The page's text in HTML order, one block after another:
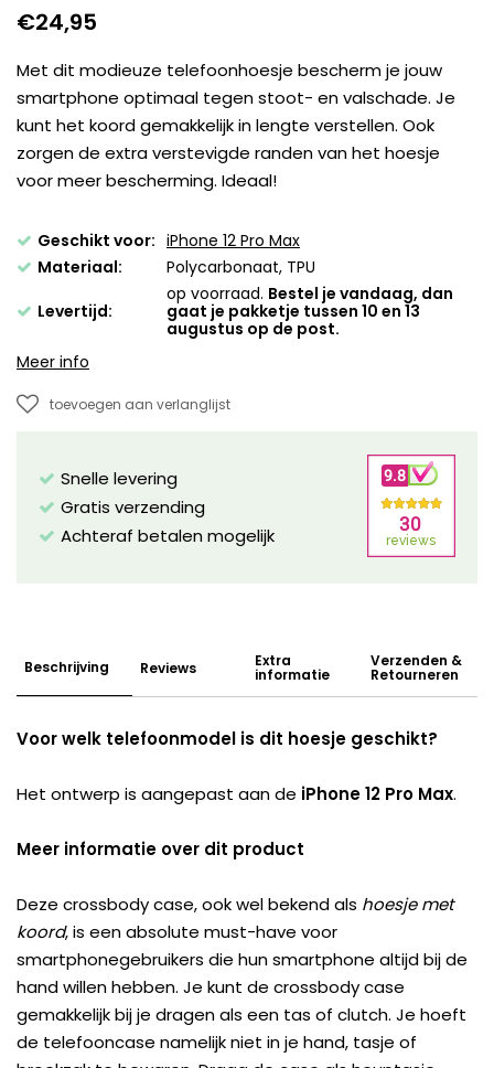
€24,95
Met dit modieuze telefoonhoesje bescherm je jouw
smartphone optimaal tegen stoot- en valschade. Je
kunt het koord gemakkelijk in lengte verstellen. Ook
zorgen de extra verstevigde randen van het hoesje
voor meer bescherming. Ideaal!
Geschikt voor: iPhone 12 Pro Max
Materiaal:
Polycarbonaat, TPU
Levertijd:
op voorraad. Bestel je vandaag, dan
gaat je pakketje tussen 10 en 13
augustus op de post.
Meer info
toevoegen aan verlanglijst
Snelle levering
Gratis verzending
Achteraf betalen mogelijk
Beschrijving Reviews Extra
informatie
Verzenden &
Retourneren
Voor welk telefoonmodel is dit hoesje geschikt?
Het ontwerp is aangepast aan de iPhone 12 Pro Max.
Meer informatie over dit product
Deze crossbody case, ook wel bekend als hoesje met
koord, is een absolute must-have voor
smartphonegebruikers die hun smartphone altijd bij de
hand willen hebben. Je kunt de crossbody case
gemakkelijk bij je dragen als een tas of clutch. Je hoeft
de telefooncase namelijk niet in je hand, tasje of